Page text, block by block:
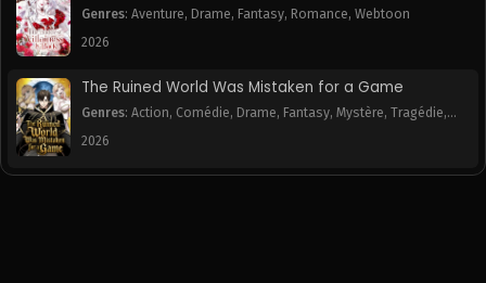
Genres: Aventure, Drame, Fantasy, Romance, Webtoon
2026
The Ruined World Was Mistaken for a Game
Genres: Action, Comédie, Drame, Fantasy, Mystère, Tragédie,
2026